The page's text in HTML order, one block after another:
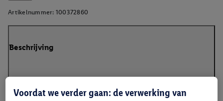
Artikelnummer: 100372860
Beschrijving
Voordat we verder gaan: de verwerking van